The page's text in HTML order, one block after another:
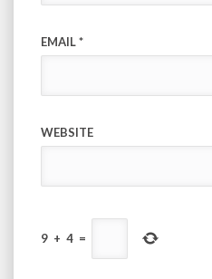
EMAIL*
WEBSITE
9 + 4 =